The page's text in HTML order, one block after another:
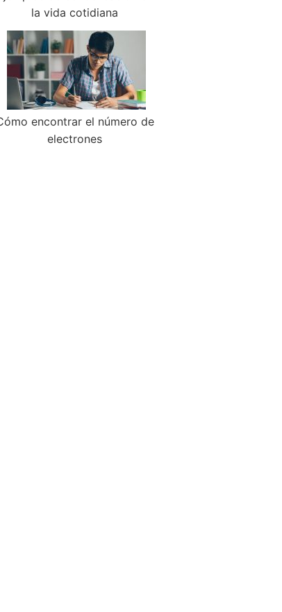
la vida cotidiana
encontrar el número de
electrones